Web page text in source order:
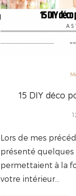
15 DIY déco
Lors de mes
présenté
permettaient à la
votre intérieur…